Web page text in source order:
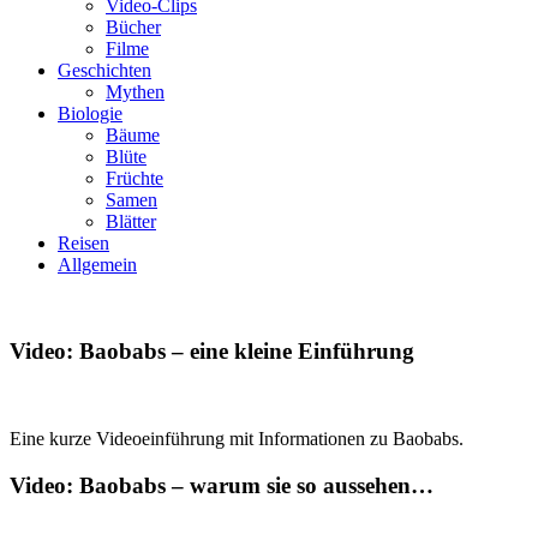
Video-Clips
Bücher
Filme
Geschichten
Mythen
Biologie
Bäume
Blüte
Früchte
Samen
Blätter
Reisen
Allgemein
Video: Baobabs – eine kleine Einführung
Eine kurze Videoeinführung mit Informationen zu Baobabs.
Video: Baobabs – warum sie so aussehen…